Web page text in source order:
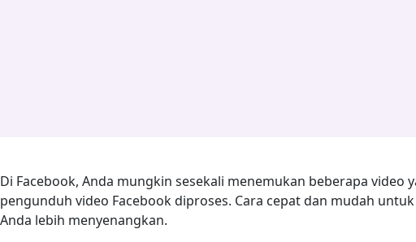
Di Facebook, Anda mungkin sesekali menemukan beberapa
pengunduh video Facebook diproses. Cara cepat dan mudah
Anda lebih menyenangkan.